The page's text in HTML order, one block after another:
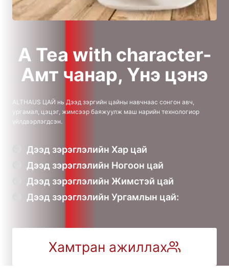
A Tea with character-
Амт чанар, Үнэ цэнэ
АLTHAUS ЦАЙ нь Дээд зэргийн цайны навчнаас сонгон авч,
ургамал, цэцэг, жимсээр баяжуулж маш нарийн технологиор
үйлдвэрлэгдсэн.
Дээд зэрэглэлийн Хар цай
Дээд зэрэглэлийн Ногоон цай
Дээд зэрэглэлийн Жимстэй цай
Дээд зэрэглэлийн Ургамлын цай:
Хамтран ажиллах